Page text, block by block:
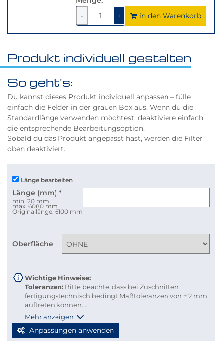
-
1
verringern
+1um
1
erhöhen
in den Warenkorb
Produkt individuell gestalten
So geht's:
Du kannst dieses Produkt individuell anpassen – fülle
einfach die Felder in der grauen Box aus. Wenn du die
Standardlänge verwenden möchtest, deaktiviere einfach
die entsprechende Bearbeitungsoption.
Sobald du das Produkt angepasst hast, werden die Filter
oben deaktiviert.
Länge bearbeiten
Länge (mm) *
min. 20 mm
max. 6080 mm
Originallänge: 6100 mm
Oberfläche
Wichtige Hinweise:
Toleranzen: Bitte beachte, dass bei Zuschnitten
fertigungstechnisch bedingt Maßtoleranzen von ± 2 mm
auftreten können.
Versandkosten:Damit du Versandkosten sparen und
deine Bestellung bequem per Paketdienst geliefert
werden kann, beachte bitte folgende Richtlinien für
Mehr anzeigen
Anpassungen anwenden